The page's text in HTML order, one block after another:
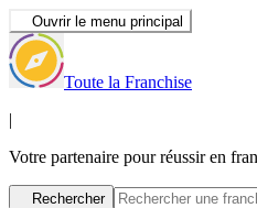
Ouvrir le menu principal
Toute la Franchise
|
Votre partenaire pour réussir en
Rechercher